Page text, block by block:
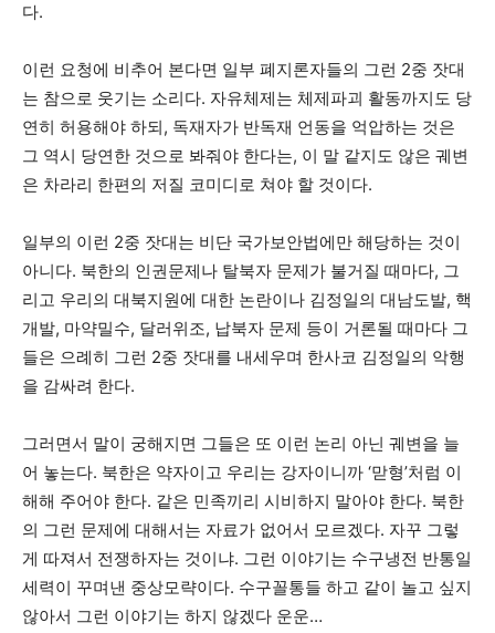
다.
이런 요청에 비추어 본다면 일부 폐지론자들의 그런 2중 잣대
는 참으로 웃기는 소리다. 자유체제는 체제파괴 활동까지도 당
연히 허용해야 하되, 독재자가 반독재 언동을 억압하는 것은
그 역시 당연한 것으로 봐줘야 한다는, 이 말 같지도 않은 궤변
은 차라리 한편의 저질 코미디로 쳐야 할 것이다.
일부의 이런 2중 잣대는 비단 국가보안법에만 해당하는 것이
아니다. 북한의 인권문제나 탈북자 문제가 불거질 때마다, 그
리고 우리의 대북지원에 대한 논란이나 김정일의 대남도발, 핵
개발, 마약밀수, 달러위조, 납북자 문제 등이 거론될 때마다 그
들은 으례히 그런 2중 잣대를 내세우며 한사코 김정일의 악행
을 감싸려 한다.
그러면서 말이 궁해지면 그들은 또 이런 논리 아닌 궤변을 늘
어 놓는다. 북한은 약자이고 우리는 강자이니까 ‘맏형’처럼 이
해해 주어야 한다. 같은 민족끼리 시비하지 말아야 한다. 북한
의 그런 문제에 대해서는 자료가 없어서 모르겠다. 자꾸 그렇
게 따져서 전쟁하자는 것이냐. 그런 이야기는 수구냉전 반통일
세력이 꾸며낸 중상모략이다. 수구꼴통들 하고 같이 놀고 싶지
않아서 그런 이야기는 하지 않겠다 운운…